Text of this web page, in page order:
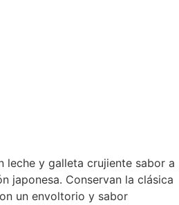
leche y galleta crujiente sabor a
japonesa. Conservan la clásica
un envoltorio y sabor